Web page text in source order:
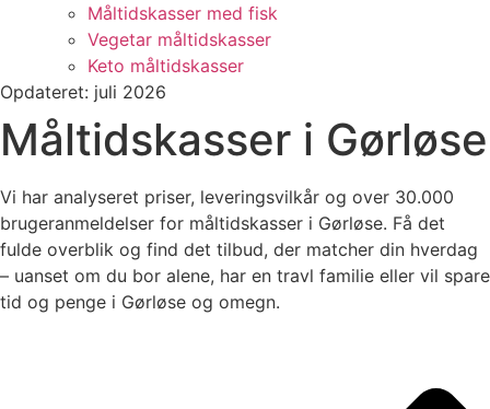
Måltidskasser med fisk
Vegetar måltidskasser
Keto måltidskasser
Opdateret: juli 2026
Måltidskasser i Gørløse
Vi har analyseret priser, leveringsvilkår og over 30.000
brugeranmeldelser for måltidskasser i Gørløse. Få det
fulde overblik og find det tilbud, der matcher din hverdag
– uanset om du bor alene, har en travl familie eller vil spare
tid og penge i Gørløse og omegn.